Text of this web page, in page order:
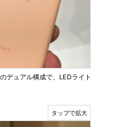
デュアル構成で、LEDライト